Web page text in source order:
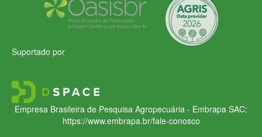
Suportado por
Empresa Brasileira de Pesquisa Agropecuária - Embrapa SAC:
https://www.embrapa.br/fale-conosco